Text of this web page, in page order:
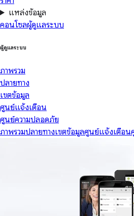
แหล่งข้อมูล
คอนโซลผู้ดูแลระบบ
ผู้ดูแลระบบ
ภาพรวม
ปลายทาง
เขตข้อมูล
ศูนย์แจ้งเตือน
ศูนย์ความปลอดภัย
ภาพรวมปลายทางเขตข้อมูลศูนย์แจ้งเตือน